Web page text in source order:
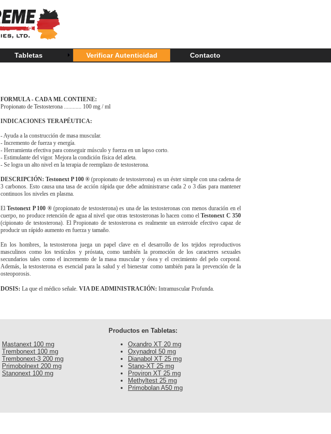
Tabletas Verificar Autenticidad Contacto
FORMULA - CADA ML CONTIENE:
Propionato de Testosterona ............ 100 mg / ml
INDICACIONES TERAPÉUTICA:
- Ayuda a la construcción de masa muscular.
- Incremento de fuerza y energía.
- Herramienta efectiva para conseguir músculo y fuerza en un lapso corto.
- Estimulante del vigor. Mejora la condición física del atleta.
- Se logra un alto nivel en la terapia de reemplazo de testosterona.
DESCRIPCIÓN: Testonext P 100 ® (propionato de testosterona) es un éster simple con una cadena de
3 carbonos. Esto causa una tasa de acción rápida que debe administrarse cada 2 o 3 días para mantener
continuos los niveles en plasma.
ElTestonext P 100 ®(propionato de testosterona) es una de las testosteronas con menos duración en el
cuerpo, no produce retención de agua al nivel que otras testosteronas lo hacen como elTestonext C 350
(cipionato de testosterona). El Propionato de testosterona es realmente un esteroide efectivo capaz de
producir un rápido aumento en fuerza y tamaño.
En los hombres, la testosterona juega un papel clave en el desarrollo de los tejidos reproductivos
masculinos como los testículos y próstata, como también la promoción de los caracteres sexuales
secundarios tales como el incremento de la masa muscular y ósea y el crecimiento del pelo corporal.
Además, la testosterona es esencial para la salud y el bienestar como también para la prevención de la
osteoporosis.
DOSIS: La que el médico señale. VIA DE ADMINISTRACIÓN: Intramuscular Profunda.
Mastanext 100 mg
Trembonext 100 mg
Trembonext-3 200 mg
Primobolnext 200 mg
Stanonext 100 mg
Productos en Tabletas:
Oxandro XT 20 mg
Oxynadrol 50 mg
Dianabol XT 25 mg
Stano-XT 25 mg
Proviron XT 25 mg
Methyltest 25 mg
Primobolan A50 mg